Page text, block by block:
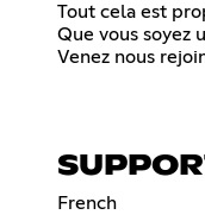
Tout cela est
Que vous soyez
Venez nous
French